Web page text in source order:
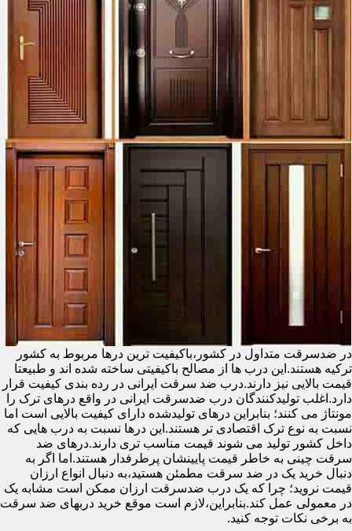
در ضدسرقت متداول در کشور،باکیفیت ترین درها مربوط به کشور
ترکیه هستند.این درب ها از مصالح باکیفیتی ساخته شده اند و طبیعتا
قیمت بالایی نیز دارند.درب ضد سرقت ایرانی در رده بندی کیفیت قرار
دارد.اغلب تولیدکنندگان درب ضدسرقت ایرانی در واقع درهای ترک را
مونتاژ می کنند؛ بنابراین درهای تولیدشده دارای کیفیت بالایی است اما
نسبت به نوع ترک اقتصادی تر هستند.این درها نسبت به درب هایی که
داخل کشور تولید می شوند قیمت مناسب تری دارند.درهای ضد
سرقت چینی به خاطر قیمت پایینشان پرطرفدار هستند.اما اگر به
دنبال خرید یک در ضد سرقت مطمئن هستید،به دنبال انواع ارزان
قیمت نروید؛ چرا که یک درب ضدسرقت ارزان ممکن است مشابه یک
در معمولی عمل کند.بنابراین،لازم است موقع خرید دربهای ضد سرقت
به برخی نکات توجه کنید.